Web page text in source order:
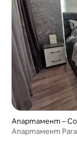
Апартамент –
Апартамент